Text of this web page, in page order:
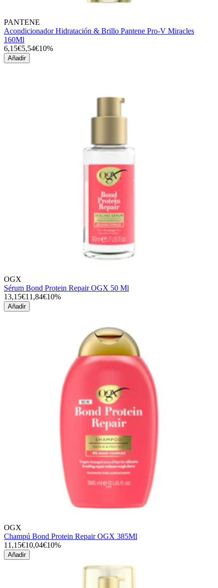
PANTENE
Acondicionador Hidratación & Brillo Pantene Pro-V Miracles
160Ml
6,15€5,54€10%
Añadir
OGX
Sérum Bond Protein Repair OGX 50 Ml
13,15€11,84€10%
Añadir
OGX
Champú Bond Protein Repair OGX 385Ml
11,15€10,04€10%
Añadir